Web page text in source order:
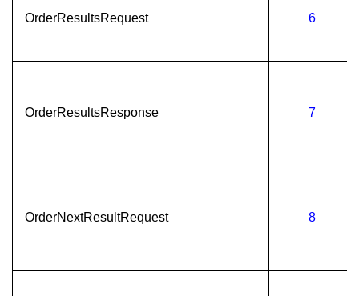
OrderResultsRequest 6
OrderResultsResponse 7
OrderNextResultRequest 8